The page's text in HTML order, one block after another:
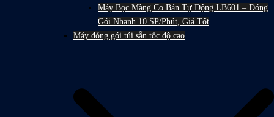
Máy Bọc Màng Co Bán Tự Động LB601 – Đóng
Gói Nhanh 10 SP/Phút, Giá Tốt
Máy đóng gói túi sẵn tốc độ cao